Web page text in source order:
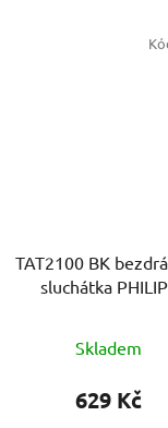
TAT2100 BK
sluchátka
Skladem
629 Kč